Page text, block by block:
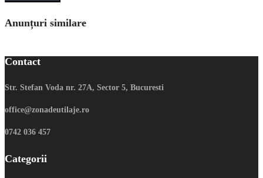
Anunțuri similare
Contact
Str. Stefan Voda nr. 27A, Sector 5, Bucuresti
office@zonadeutilaje.ro
0742 036 457
Categorii